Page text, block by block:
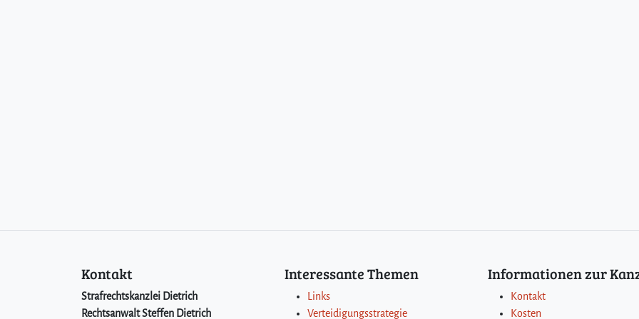
Kontakt
Strafrechtskanzlei Dietrich
Rechtsanwalt Steffen Dietrich
Interessante Themen
Links
Verteidigungsstrategie
Informationen zur
Kontakt
Kosten